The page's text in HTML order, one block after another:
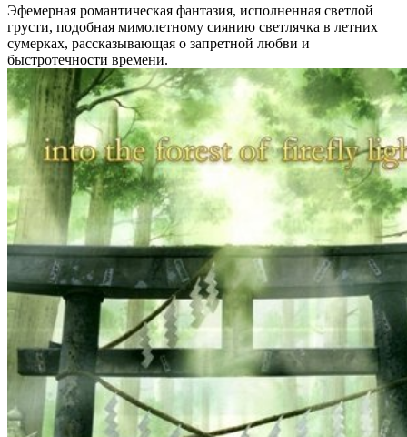
Эфемерная романтическая фантазия, исполненная светлой
грусти, подобная мимолетному сиянию светлячка в летних
сумерках, рассказывающая о запретной любви и
быстротечности времени.